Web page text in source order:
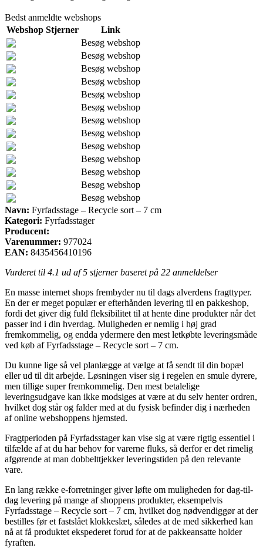
Bedst anmeldte webshops
Webshop Stjerner
Link
Besøg webshop
Besøg webshop
Besøg webshop
Besøg webshop
Besøg webshop
Besøg webshop
Besøg webshop
Besøg webshop
Besøg webshop
Besøg webshop
Besøg webshop
Besøg webshop
Besøg webshop
Navn: Fyrfadsstage – Recycle sort – 7 cm
Kategori: Fyrfadsstager
Producent:
Varenummer: 977024
EAN: 8435456410196
Vurderet til 4.1 ud af 5 stjerner baseret på 22 anmeldelser
En masse internet shops frembyder nu til dags alverdens fragttyper.
En der er meget populær er efterhånden levering til en pakkeshop,
fordi det giver dig fuld fleksibilitet til at hente dine produkter når det
passer ind i din hverdag. Muligheden er nemlig i høj grad
fremkommelig, og endda ydermere den mest letkøbte leveringsmåde
ved køb af Fyrfadsstage – Recycle sort – 7 cm.
Du kunne lige så vel planlægge at vælge at få sendt til din bopæl
eller ud til dit arbejde. Løsningen viser sig i regelen en smule dyrere,
men tillige super fremkommelig. Den mest betalelige
leveringsudgave kan ikke modsiges at være at du selv henter ordren,
hvilket dog står og falder med at du fysisk befinder dig i nærheden
af online webshoppens hjemsted.
Fragtperioden på Fyrfadsstager kan vise sig at være rigtig essentiel i
tilfælde af at du har behov for varerne fluks, så derfor er det rimelig
afgørende at man dobbelttjekker leveringstiden på den relevante
vare.
En lang række e-forretninger giver løfte om muligheden for dag-til-
dag levering på mange af shoppens produkter, eksempelvis
Fyrfadsstage – Recycle sort – 7 cm, hvilket dog nødvendiggør at der
bestilles før et fastslået klokkeslæt, således at de med sikkerhed kan
nå at få produktet ekspederet forud for at de pakkeansatte holder
fyraften.